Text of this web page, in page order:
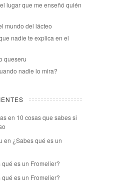
lugar que me enseñó quién
mundo del lácteo
nadie te explica en el
queseru
nadie lo mira?
en 10 cosas que sabes si
en ¿Sabes qué es un
qué es un Fromelier?
qué es un Fromelier?